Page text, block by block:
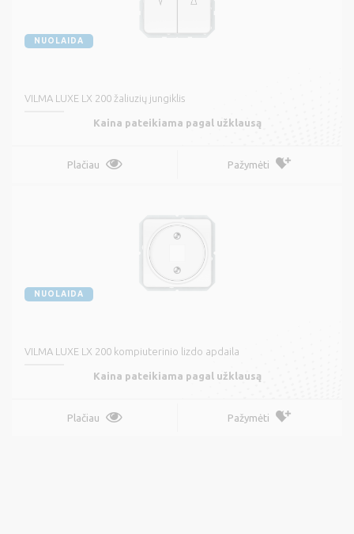
NUOLAIDA
VILMA LUXE LX 200 žaliuzių jungiklis
Kaina pateikiama pagal užklausą
Plačiau Pažymėti
NUOLAIDA
VILMA LUXE LX 200 kompiuterinio lizdo apdaila
Kaina pateikiama pagal užklausą
Plačiau Pažymėti